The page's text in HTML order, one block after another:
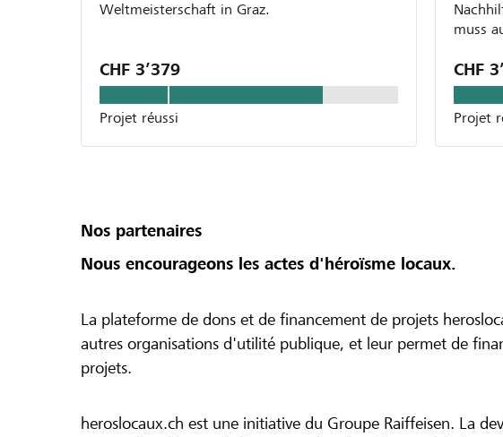
Weltmeisterschaft in Graz.
CHF 3’379
Projet réussi
muss
CHF
Projet
Nos partenaires
Nous encourageons les actes d'héroïsme locaux.
La plateforme de dons et de financement de projets
autres organisations d'utilité publique, et leur permet de
projets.
heroslocaux.ch est une initiative du Groupe Raiffeisen. La